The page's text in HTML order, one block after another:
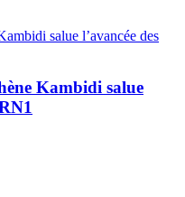
Kambidi salue